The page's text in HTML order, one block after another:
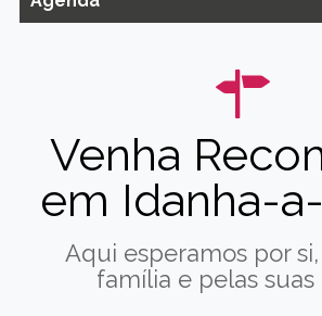
Venha
em Idanha-
Aqui esperamos por
família e pelas suas